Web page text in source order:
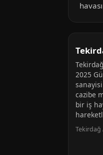
2025
cazibe
bir iş
Tekirdağ